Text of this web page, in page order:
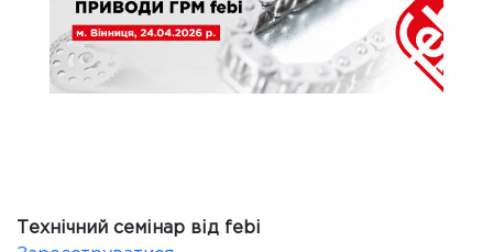
Технічний семінар від febi